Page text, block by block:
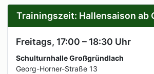
Trainingszeit: Hallensaison ab
Freitags, 17:00 – 18:30 Uhr
Schulturnhalle Großgründlach
Georg-Horner-Straße 13